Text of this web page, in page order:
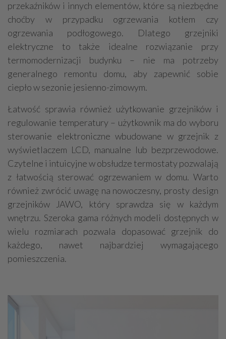
przekaźników i innych elementów, które są niezbędne
choćby w przypadku ogrzewania kotłem czy
ogrzewania podłogowego. Dlatego grzejniki
elektryczne to także idealne rozwiązanie przy
termomodernizacji budynku – nie ma potrzeby
generalnego remontu domu, aby zapewnić sobie
ciepło w sezonie jesienno-zimowym.
Łatwość sprawia również użytkowanie grzejników i
regulowanie temperatury – użytkownik ma do wyboru
sterowanie elektroniczne wbudowane w grzejnik z
wyświetlaczem LCD, manualne lub bezprzewodowe.
Czytelne i intuicyjne w obsłudze termostaty pozwalają
z łatwością sterować ogrzewaniem w domu. Warto
również zwrócić uwagę na nowoczesny, prosty design
grzejników JAWO, który sprawdza się w każdym
wnętrzu. Szeroka gama różnych modeli dostępnych w
wielu rozmiarach pozwala dopasować grzejnik do
każdego, nawet najbardziej wymagającego
pomieszczenia.